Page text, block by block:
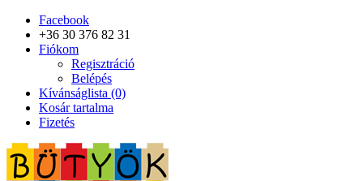
Facebook
+36 30 376 82 31
Fiókom
Regisztráció
Belépés
Kívánságlista (0)
Kosár tartalma
Fizetés